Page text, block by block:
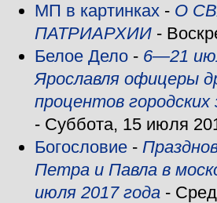
МП в картинках - О
ПАТРИАРХИИ -
Белое Дело - 6—21
Ярославля офицеры
процентов
- Суббота, 15 июля
Богословие -
Петра и Павла в
июля 2017 года -